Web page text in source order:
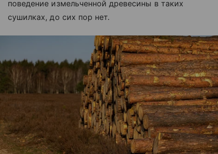
поведение измельченной древесины в таких
сушилках, до сих пор нет.